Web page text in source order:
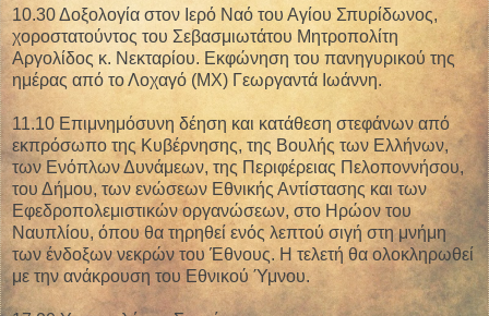
10.30 Δοξολογία στον Ιερό Ναό του Αγίου Σπυρίδωνος,
χοροστατούντος του Σεβασμιωτάτου Μητροπολίτη
Αργολίδος κ. Νεκταρίου. Εκφώνηση του πανηγυρικού της
ημέρας από το Λοχαγό (ΜΧ) Γεωργαντά Ιωάννη.
11.10 Επιμνημόσυνη δέηση και κατάθεση στεφάνων από
εκπρόσωπο της Κυβέρνησης, της Βουλής των Ελλήνων,
των Ενόπλων Δυνάμεων, της Περιφέρειας Πελοποννήσου,
του Δήμου, των ενώσεων Εθνικής Αντίστασης και των
Εφεδροπολεμιστικών οργανώσεων, στο Ηρώον του
Ναυπλίου, όπου θα τηρηθεί ενός λεπτού σιγή στη μνήμη
των ένδοξων νεκρών του Έθνους. Η τελετή θα ολοκληρωθεί
με την ανάκρουση του Εθνικού Ύμνου.